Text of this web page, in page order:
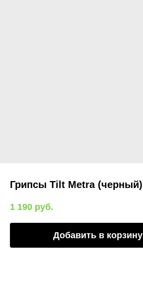
Грипсы Tilt Metra (черный)
1 190 руб.
Добавить в корзину